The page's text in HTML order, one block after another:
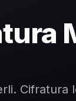
Cifratura